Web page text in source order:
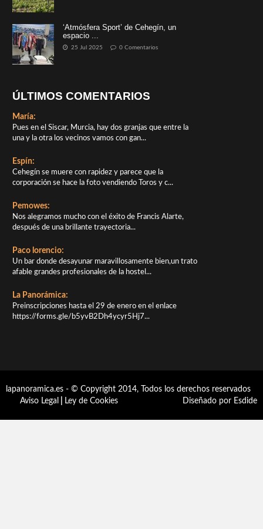
‘Atmósfera Sport’ de Cehegín, un
espacio ...
25 Jul 2025 0 Comentarios
ÚLTIMOS COMENTARIOS
María:
Pues en el Siscar, Murcia, hay dos granjas que entre la
una y la otra los vecinos vamos con gan...
Espín:
Cehegín se muere con rapidez y parece que la
corporación se hace la foto vendiendo Toros y c...
Pemowes:
Nos alegramos mucho con el éxito de Francis Alarte,
después de una brillante trayectoria...
Paco lorencio:
Un bar donde desayunar maravillosamente bien,un trato
afable grandes profesionales de la hostel...
La Panorámica:
Preinscripciones hasta el 29 de enero en el enlace
https://forms.gle/b5yvB2Dh4ycyr5Hj7...
lapanoramica.es - © Copyright 2014, Todos los derechos reservados
Aviso Legal
Ley de Cookies Diseñado por Esdide